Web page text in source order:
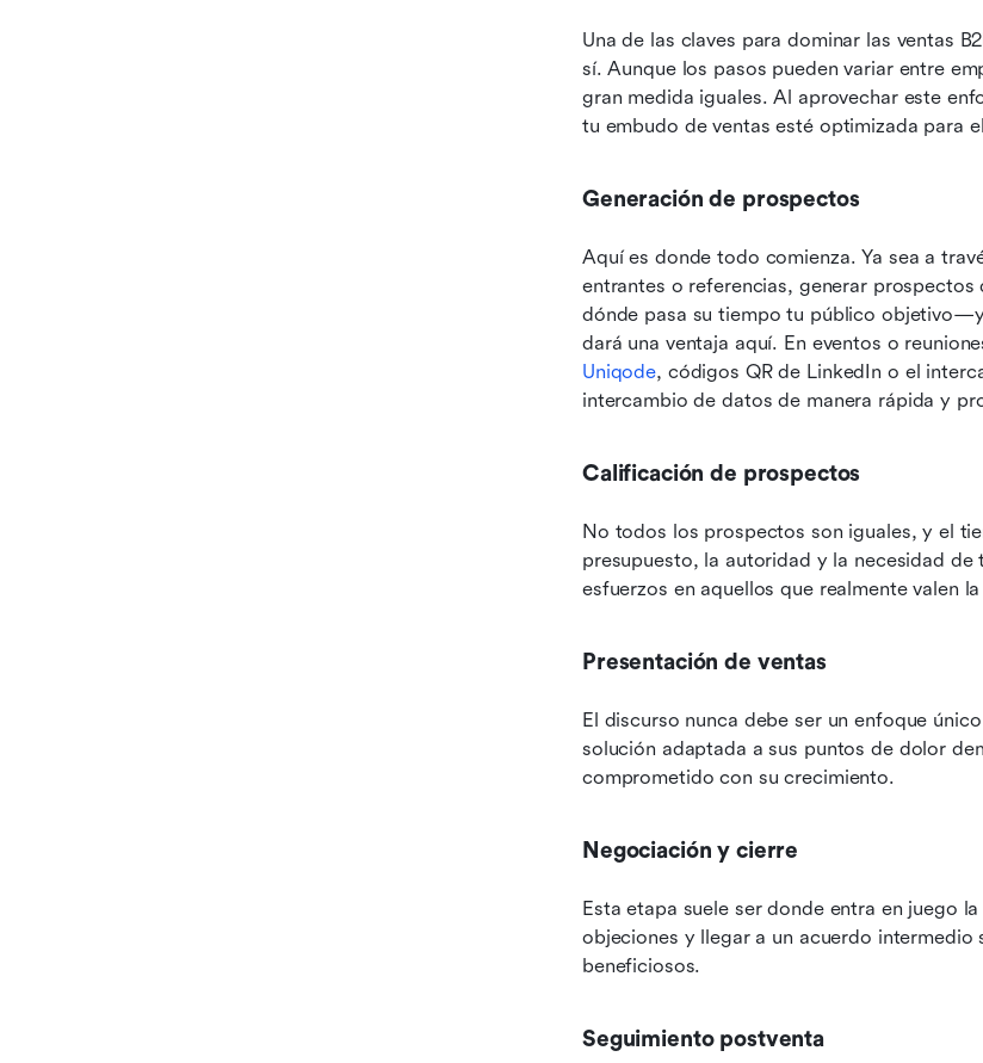
Una de las claves para dominar las ventas
sí. Aunque los pasos pueden variar entre
gran medida iguales. Al aprovechar este
tu embudo de ventas esté optimizada para
Generación de prospectos
Aquí es donde todo comienza. Ya sea a
entrantes o referencias, generar
dónde pasa su tiempo tu público
dará una ventaja aquí. En eventos o
Uniqode, códigos QR de LinkedIn o el
intercambio de datos de manera rápida y
Calificación de prospectos
No todos los prospectos son iguales, y el
presupuesto, la autoridad y la necesidad
esfuerzos en aquellos que realmente valen
Presentación de ventas
El discurso nunca debe ser un enfoque
solución adaptada a sus puntos de dolor
comprometido con su crecimiento.
Negociación y cierre
Esta etapa suele ser donde entra en juego
objeciones y llegar a un acuerdo
beneficiosos.
Seguimiento postventa